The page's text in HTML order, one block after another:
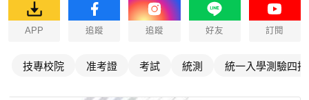
APP 追蹤 追蹤 好友 訂閱
技專校院 准考證 考試 統測 統一入學測驗四